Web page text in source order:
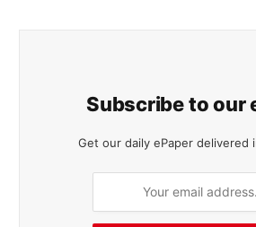
Subscribe to our
Get our daily ePaper delivered